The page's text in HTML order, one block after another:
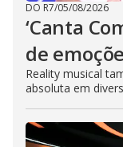
DO R7/05/08/2026
‘Canta
de
Reality musical
absoluta em